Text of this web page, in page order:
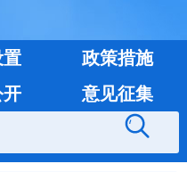
政策措施
意见征集